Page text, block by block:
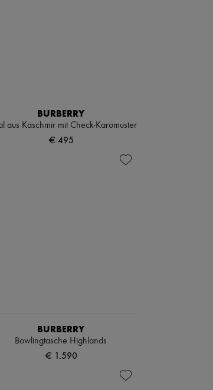
BURBERRY
aus Kaschmir mit Check-Karomuster
€ 495
BURBERRY
Bowlingtasche Highlands
€ 1.590